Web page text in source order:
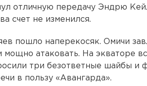
отличную передачу Эндрю
счет не изменился.
пошло наперекосяк. Омичи
мощно атаковать. На экваторе
три безответные шайбы и
в пользу «Авангарда».